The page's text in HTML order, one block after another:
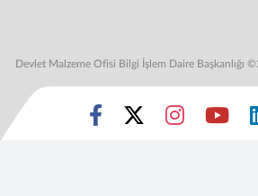
Devlet Malzeme Ofisi Bilgi İşlem Daire Başkanlığı